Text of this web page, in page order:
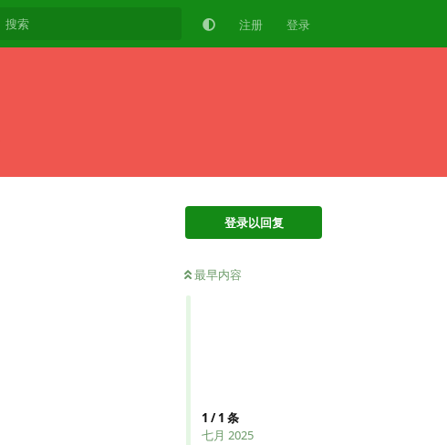
注册 登录
登录以回复
最早内容
1 /1 条
七月 2025